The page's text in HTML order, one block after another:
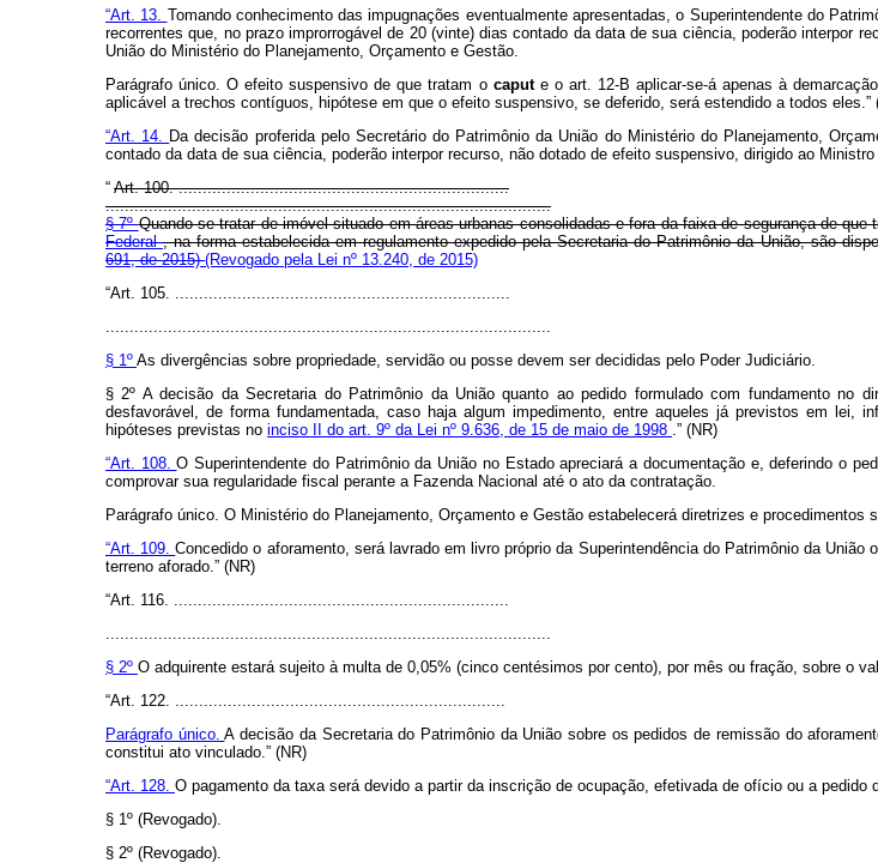
“Art. 13. Tomando conhecimento das impugnações eventualmente apresentadas, o Superintendente do
recorrentes que, no prazo improrrogável de 20 (vinte) dias contado da data de sua ciência, poderão interpor
União do Ministério do Planejamento, Orçamento e Gestão.
Parágrafo único. O efeito suspensivo de que tratam o caput e o art. 12-B aplicar-se-á apenas à
aplicável a trechos contíguos, hipótese em que o efeito suspensivo, se deferido, será estendido a todos eles.”
“Art. 14. Da decisão proferida pelo Secretário do Patrimônio da União do Ministério do Planejamento,
contado da data de sua ciência, poderão interpor recurso, não dotado de efeito suspensivo, dirigido ao
“ Art. 100. .....................................................................
.............................................................................................
§ 7ºQuando se tratar de imóvel situado em áreas urbanas consolidadas e fora da faixa de segurança de que
Federal, na forma estabelecida em regulamento expedido pela Secretaria do Patrimônio da União, são
691, de 2015)(Revogado pela Lei nº 13.240, de 2015)
“Art. 105. ......................................................................
.............................................................................................
§ 1º As divergências sobre propriedade, servidão ou posse devem ser decididas pelo Poder Judiciário.
§ 2º A decisão da Secretaria do Patrimônio da União quanto ao pedido formulado com fundamento no
desfavorável, de forma fundamentada, caso haja algum impedimento, entre aqueles já previstos em lei,
hipóteses previstas no inciso II do art. 9º da Lei nº 9.636, de 15 de maio de 1998 .” (NR)
“Art. 108.O Superintendente do Patrimônio da União no Estado apreciará a documentação e, deferindo o
comprovar sua regularidade fiscal perante a Fazenda Nacional até o ato da contratação.
Parágrafo único. O Ministério do Planejamento, Orçamento e Gestão estabelecerá diretrizes e
“Art. 109.Concedido o aforamento, será lavrado em livro próprio da Superintendência do Patrimônio da
terreno aforado.” (NR)
“Art. 116. ......................................................................
.............................................................................................
§ 2º O adquirente estará sujeito à multa de 0,05% (cinco centésimos por cento), por mês ou fração, sobre o
“Art. 122. .....................................................................
Parágrafo único.A decisão da Secretaria do Patrimônio da União sobre os pedidos de remissão do
constitui ato vinculado.” (NR)
“Art. 128. O pagamento da taxa será devido a partir da inscrição de ocupação, efetivada de ofício ou a
§ 1º (Revogado).
§ 2º (Revogado).